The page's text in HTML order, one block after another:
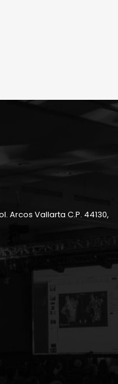
Arcos Vallarta C.P. 44130,